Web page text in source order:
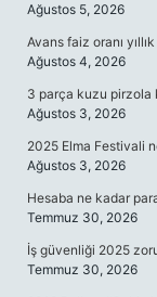
Ağustos 5, 2026
Avans faiz oranı yıllık
Ağustos 4, 2026
3 parça kuzu pirzola
Ağustos 3, 2026
2025 Elma Festivali
Ağustos 3, 2026
Hesaba ne kadar
Temmuz 30, 2026
İş güvenliği 2025
Temmuz 30, 2026